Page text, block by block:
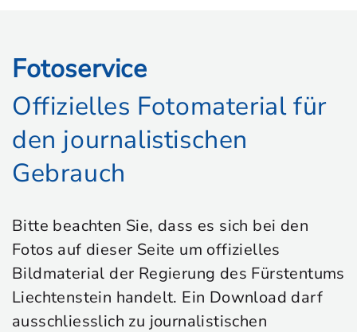
Fotoservice
Offizielles Fotomaterial für
den journalistischen
Gebrauch
Bitte beachten Sie, dass es sich bei den
Fotos auf dieser Seite um offizielles
Bildmaterial der Regierung des Fürstentums
Liechtenstein handelt. Ein Download darf
ausschliesslich zu journalistischen